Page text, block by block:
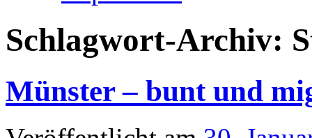
Schlagwort-Archiv:
Münster – bunt und